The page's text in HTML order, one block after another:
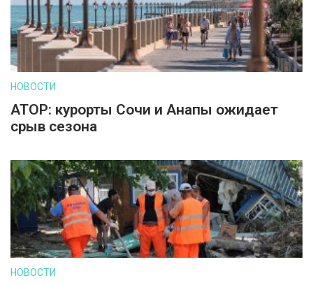
НОВОСТИ
АТОР: курорты Сочи и Анапы ожидает
срыв сезона
НОВОСТИ